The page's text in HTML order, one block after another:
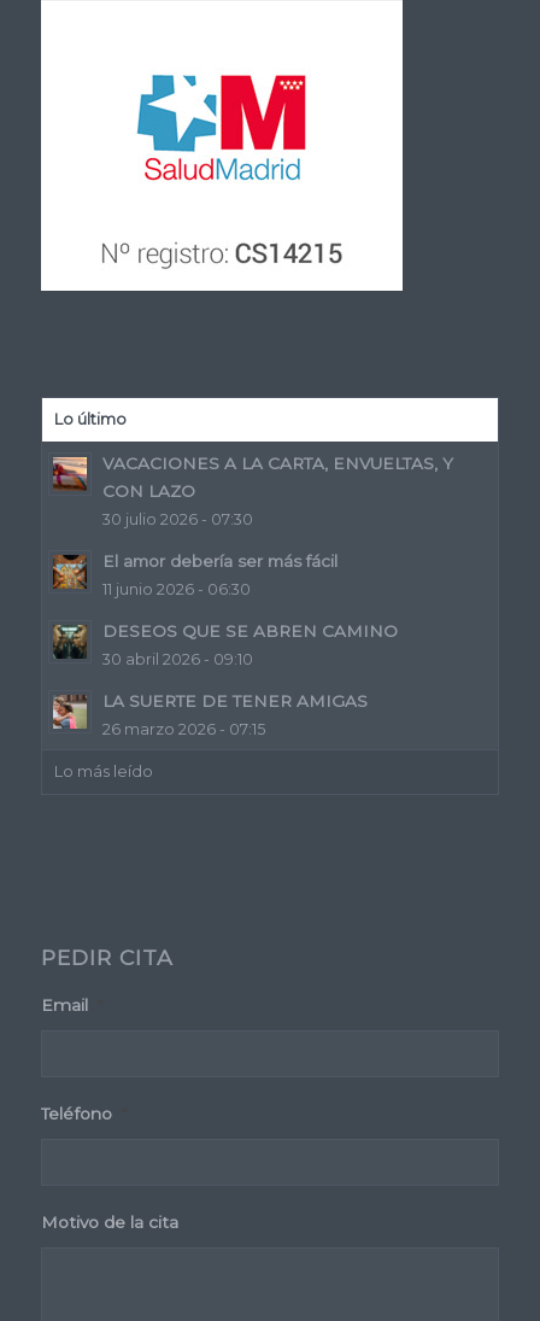
Lo último
VACACIONES A LA CARTA, ENVUELTAS, Y
CON LAZO
30 julio 2026 - 07:30
El amor debería ser más fácil
11 junio 2026 - 06:30
DESEOS QUE SE ABREN CAMINO
30 abril 2026 - 09:10
LA SUERTE DE TENER AMIGAS
26 marzo 2026 - 07:15
Lo más leído
PEDIR CITA
Email
Teléfono
Motivo de la cita